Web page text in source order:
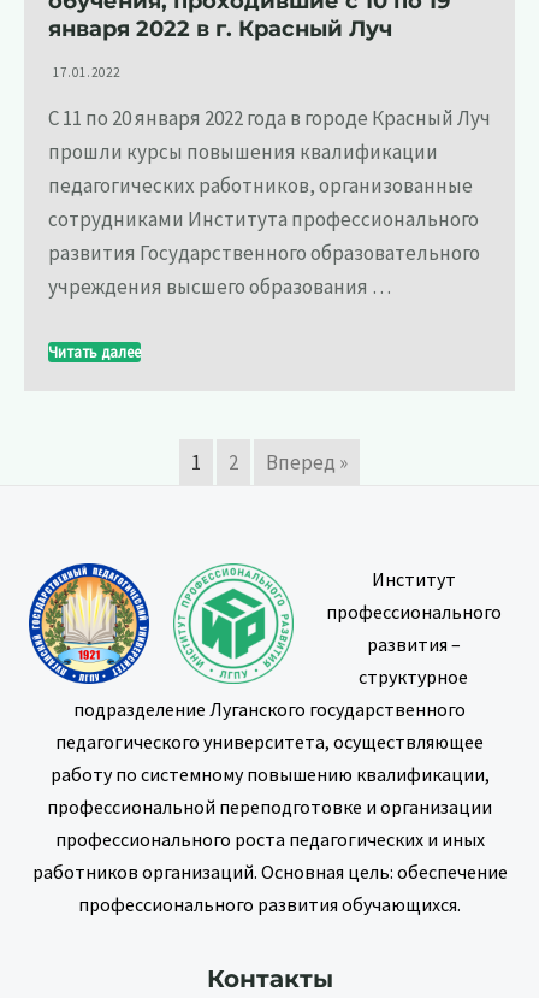
января 2022 в г. Красный Луч
17.01.2022
С 11 по 20 января 2022 года в городе Красный Луч
прошли курсы повышения квалификации
педагогических работников, организованные
сотрудниками Института профессионального
развития Государственного образовательного
учреждения высшего образования …
Читать далее
1 2 Вперед »
Институт
профессионального
развития –
структурное
подразделение Луганского государственного
педагогического университета, осуществляющее
работу по системному повышению квалификации,
профессиональной переподготовке и организации
профессионального роста педагогических и иных
работников организаций. Основная цель: обеспечение
профессионального развития обучающихся.
Контакты